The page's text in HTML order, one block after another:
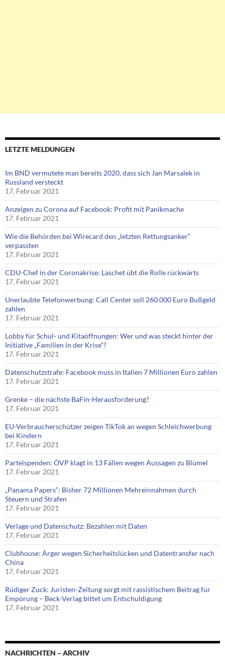
LETZTE MELDUNGEN
Im BND vermutete man bereits 2020, dass sich Jan Marsalek in
Russland versteckt
17. Februar 2021
Anzeigen zu Corona auf Facebook: Profit mit Panikmache
17. Februar 2021
Wie die Behörden bei Wirecard den „letzten Rettungsanker“
verpassten
17. Februar 2021
CDU-Chef in der Coronakrise: Laschet übt die Rolle rückwärts
17. Februar 2021
Unerlaubte Telefonwerbung: Call Center soll 260.000 Euro Bußgeld
zahlen
17. Februar 2021
Lobby für Schul- und Kitaöffnungen: Wer und was steckt hinter der
Initiative „Familien in der Krise“?
17. Februar 2021
Datenschutzstrafe: Facebook muss in Italien 7 Millionen Euro zahlen
17. Februar 2021
Grenke – die nächste BaFin-Herausforderung?
17. Februar 2021
EU-Verbraucherschützer zeigen TikTok an wegen Schleichwerbung
bei Kindern
17. Februar 2021
Parteispenden: ÖVP klagt in 13 Fällen wegen Aussagen zu Blümel
17. Februar 2021
„Panama Papers“: Bisher 72 Millionen Mehreinnahmen durch
Steuern und Strafen
17. Februar 2021
Verlage und Datenschutz: Bezahlen mit Daten
17. Februar 2021
Clubhouse: Ärger wegen Sicherheitslücken und Datentransfer nach
China
17. Februar 2021
Rüdiger Zuck: Juristen-Zeitung sorgt mit rassistischem Beitrag für
Empörung – Beck-Verlag bittet um Entschuldigung
17. Februar 2021
NACHRICHTEN – ARCHIV